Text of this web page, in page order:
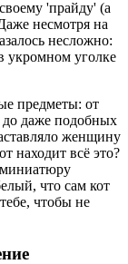
'прайду' (а
несмотря на
несложно:
укромном уголке
предметы: от
до даже подобных
женщину
находит всё это?
что сам кот
чтобы не